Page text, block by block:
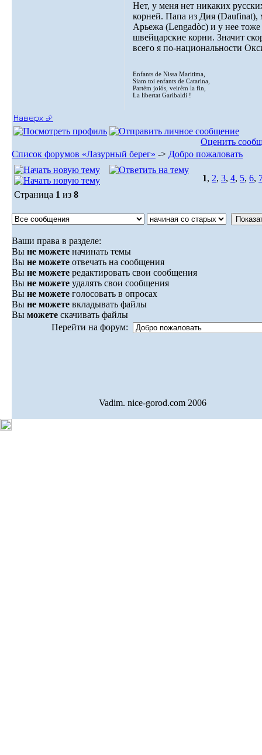
Нет, у меня нет никаких
корней. Папа из Дия (Daufinat),
Арьежа (Lengadòc) и у нее тоже
швейцарские корни. Значит
всего я по-национальности
Enfants de Nissa Maritima,
Siam toi enfants de Catarina,
Partèm joiós, veirèm la fin,
La libertat Garibaldi !
Наверх ⮵
Оценить
Список форумов «Лазурный берег» -> Добро пожаловать
1, 2, 3, 4, 5, 6,
Страница 1 из 8
Ваши права в разделе:
Вы не можете начинать темы
Вы не можете отвечать на сообщения
Вы не можете редактировать свои сообщения
Вы не можете удалять свои сообщения
Вы не можете голосовать в опросах
Вы не можете вкладывать файлы
Вы можете скачивать файлы
Перейти на форум:
Vadim. nice-gorod.com 2006